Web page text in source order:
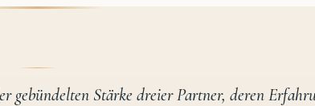
gebündelten Stärke dreier Partner, deren